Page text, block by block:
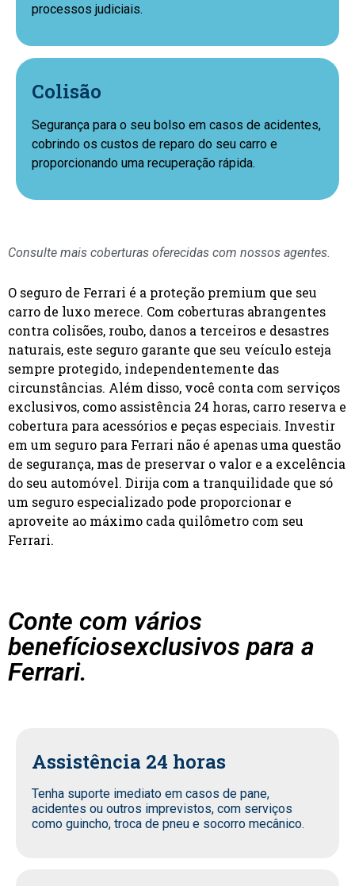
processos judiciais.
Colisão
Segurança para o seu bolso em casos de acidentes,
cobrindo os custos de reparo do seu carro e
proporcionando uma recuperação rápida.
Consulte mais coberturas oferecidas com nossos agentes.
O seguro de Ferrari é a proteção premium que seu
carro de luxo merece. Com coberturas abrangentes
contra colisões, roubo, danos a terceiros e desastres
naturais, este seguro garante que seu veículo esteja
sempre protegido, independentemente das
circunstâncias. Além disso, você conta com serviços
exclusivos, como assistência 24 horas, carro reserva e
cobertura para acessórios e peças especiais. Investir
em um seguro para Ferrari não é apenas uma questão
de segurança, mas de preservar o valor e a excelência
do seu automóvel. Dirija com a tranquilidade que só
um seguro especializado pode proporcionar e
aproveite ao máximo cada quilômetro com seu
Ferrari.
Conte com vários
benefíciosexclusivos para a
Ferrari.
Assistência 24 horas
Tenha suporte imediato em casos de pane,
acidentes ou outros imprevistos, com serviços
como guincho, troca de pneu e socorro mecânico.